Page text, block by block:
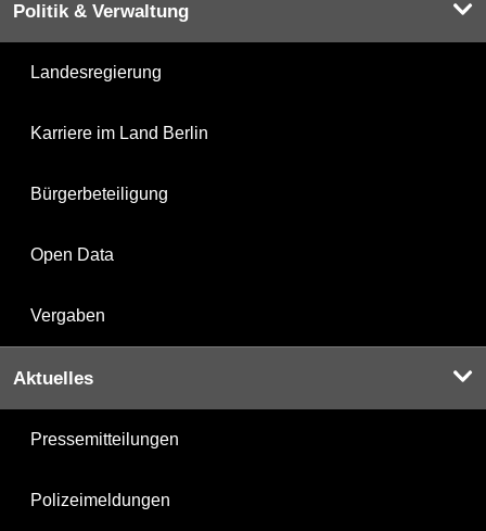
Politik & Verwaltung
Landesregierung
Karriere im Land Berlin
Bürgerbeteiligung
Open Data
Vergaben
Aktuelles
Pressemitteilungen
Polizeimeldungen